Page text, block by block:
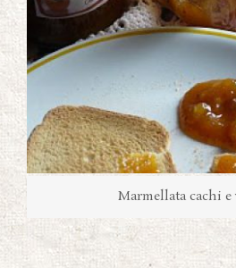
Marmellata cachi